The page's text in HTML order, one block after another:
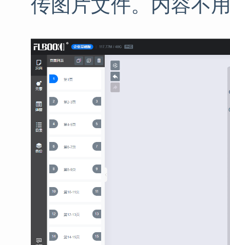
传图片文件。内容不